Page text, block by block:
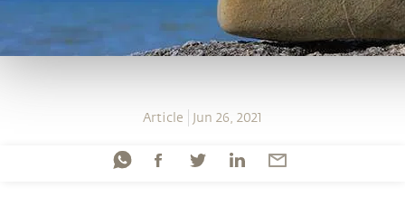
Article Jun 26, 2021